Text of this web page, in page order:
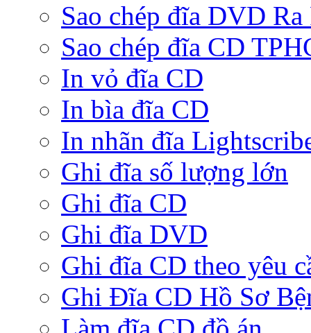
Sao chép đĩa DVD
Sao chép đĩa CD
In vỏ đĩa CD
In bìa đĩa CD
In nhãn đĩa
Ghi đĩa số lượng lớn
Ghi đĩa CD
Ghi đĩa DVD
Ghi đĩa CD theo yêu
Ghi Đĩa CD Hồ Sơ